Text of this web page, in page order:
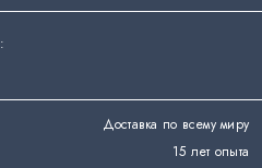
Доставка по всему миру
15 лет опыта
: